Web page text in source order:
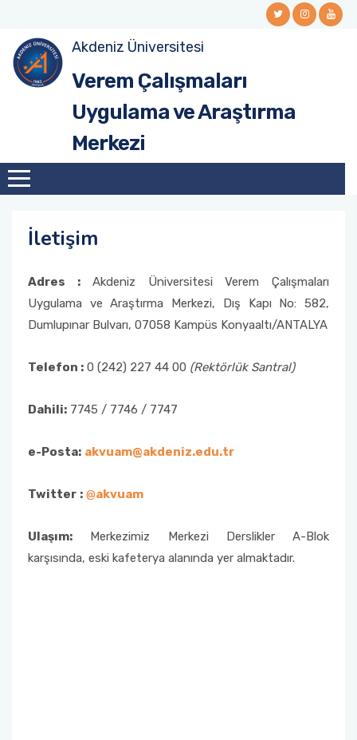
Akdeniz Üniversitesi
Verem Çalışmaları
Uygulama ve Araştırma
Merkezi
İletişim
Adres :Akdeniz Üniversitesi Verem Çalışmaları
Uygulama ve Araştırma Merkezi, Dış Kapı No: 582,
Dumlupınar Bulvarı, 07058 Kampüs Konyaaltı/ANTALYA
Telefon : 0 (242) 227 44 00 (Rektörlük Santral)
Dahili: 7745 / 7746 / 7747
e-Posta: akvuam@akdeniz.edu.tr
Twitter : @akvuam
Ulaşım: Merkezimiz Merkezi Derslikler A-Blok
karşısında, eski kafeterya alanında yer almaktadır.
Merkez Yönetimi
Merkez Yönetim Kurulu
Danışma Kurulu